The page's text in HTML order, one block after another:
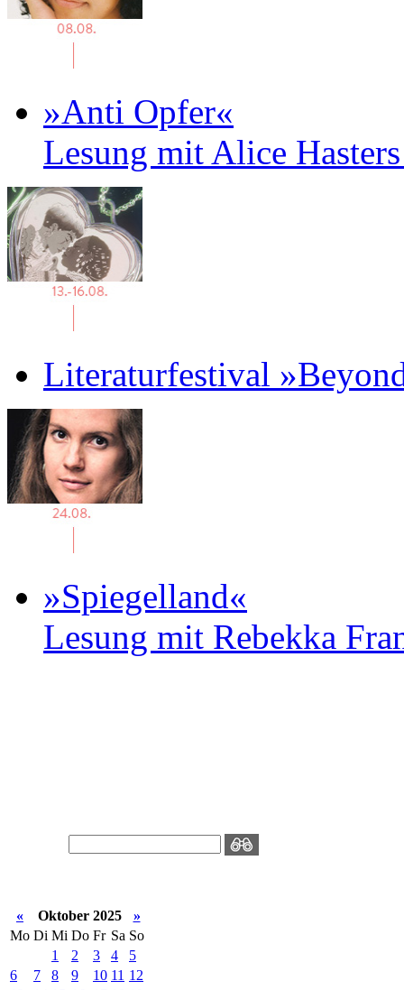
»Anti Opfer«
Lesung mit Alice
Literaturfestival
»Spiegelland«
Lesung mit Rebekka
« Oktober 2025
»
Mo Di Mi Do Fr Sa So
1
2 3 4
5
6
7 8 9 10 11 12